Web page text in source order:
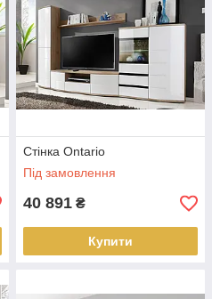
Стінка Ontario
Під замовлення
40 891 ₴
Купити